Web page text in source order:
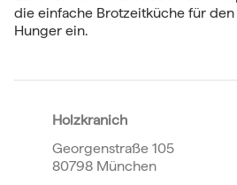
die einfache Brotzeitküche für
Hunger ein.
Holzkranich
Georgenstraße 105
80798 München